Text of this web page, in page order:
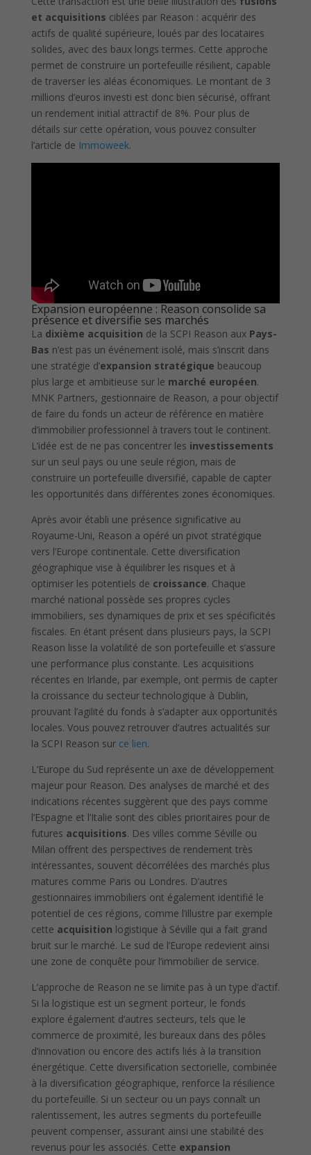
et acquisitions ciblées par Reason : acquérir des
actifs de qualité supérieure, loués par des locataires
solides, avec des baux longs termes. Cette approche
permet de construire un portefeuille résilient, capable
de traverser les aléas économiques. Le montant de 3
millions d’euros investi est donc bien sécurisé, offrant
un rendement initial attractif de 8%. Pour plus de
détails sur cette opération, vous pouvez consulter
l’article de Immoweek.
Expansion européenne : Reason consolide sa
présence et diversifie ses marchés
La dixième acquisition de la SCPI Reason aux Pays-
Bas n’est pas un événement isolé, mais s’inscrit dans
une stratégie d’expansion stratégique beaucoup
plus large et ambitieuse sur le marché européen.
MNK Partners, gestionnaire de Reason, a pour objectif
de faire du fonds un acteur de référence en matière
d’immobilier professionnel à travers tout le continent.
L’idée est de ne pas concentrer les investissements
sur un seul pays ou une seule région, mais de
construire un portefeuille diversifié, capable de capter
les opportunités dans différentes zones économiques.
Après avoir établi une présence significative au
Royaume-Uni, Reason a opéré un pivot stratégique
vers l’Europe continentale. Cette diversification
géographique vise à équilibrer les risques et à
optimiser les potentiels de croissance. Chaque
marché national possède ses propres cycles
immobiliers, ses dynamiques de prix et ses spécificités
fiscales. En étant présent dans plusieurs pays, la SCPI
Reason lisse la volatilité de son portefeuille et s’assure
une performance plus constante. Les acquisitions
récentes en Irlande, par exemple, ont permis de capter
la croissance du secteur technologique à Dublin,
prouvant l’agilité du fonds à s’adapter aux opportunités
locales. Vous pouvez retrouver d’autres actualités sur
la SCPI Reason sur ce lien.
L’Europe du Sud représente un axe de développement
majeur pour Reason. Des analyses de marché et des
indications récentes suggèrent que des pays comme
l’Espagne et l’Italie sont des cibles prioritaires pour de
futures acquisitions. Des villes comme Séville ou
Milan offrent des perspectives de rendement très
intéressantes, souvent décorrélées des marchés plus
matures comme Paris ou Londres. D’autres
gestionnaires immobiliers ont également identifié le
potentiel de ces régions, comme l’illustre par exemple
cette acquisition logistique à Séville qui a fait grand
bruit sur le marché. Le sud de l’Europe redevient ainsi
une zone de conquête pour l’immobilier de service.
L’approche de Reason ne se limite pas à un type d’actif.
Si la logistique est un segment porteur, le fonds
explore également d’autres secteurs, tels que le
commerce de proximité, les bureaux dans des pôles
d’innovation ou encore des actifs liés à la transition
énergétique. Cette diversification sectorielle, combinée
à la diversification géographique, renforce la résilience
du portefeuille. Si un secteur ou un pays connaît un
ralentissement, les autres segments du portefeuille
peuvent compenser, assurant ainsi une stabilité des
revenus pour les associés. Cette expansion